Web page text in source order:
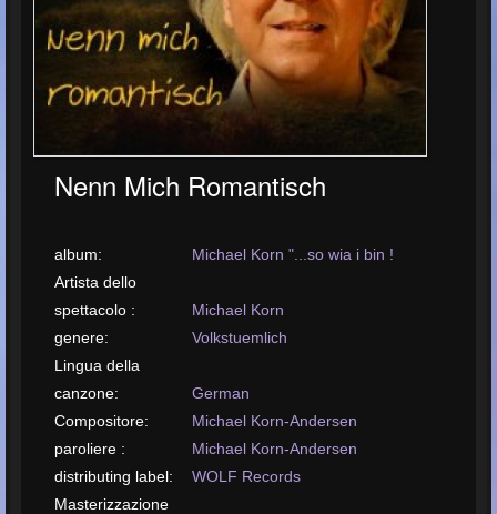
Nenn Mich Romantisch
album:
Michael Korn "...so wia i bin !
Artista dello
spettacolo :
Michael Korn
genere:
Volkstuemlich
Lingua della
canzone:
German
Compositore:
Michael Korn-Andersen
paroliere :
Michael Korn-Andersen
distributing label:
WOLF Records
Masterizzazione